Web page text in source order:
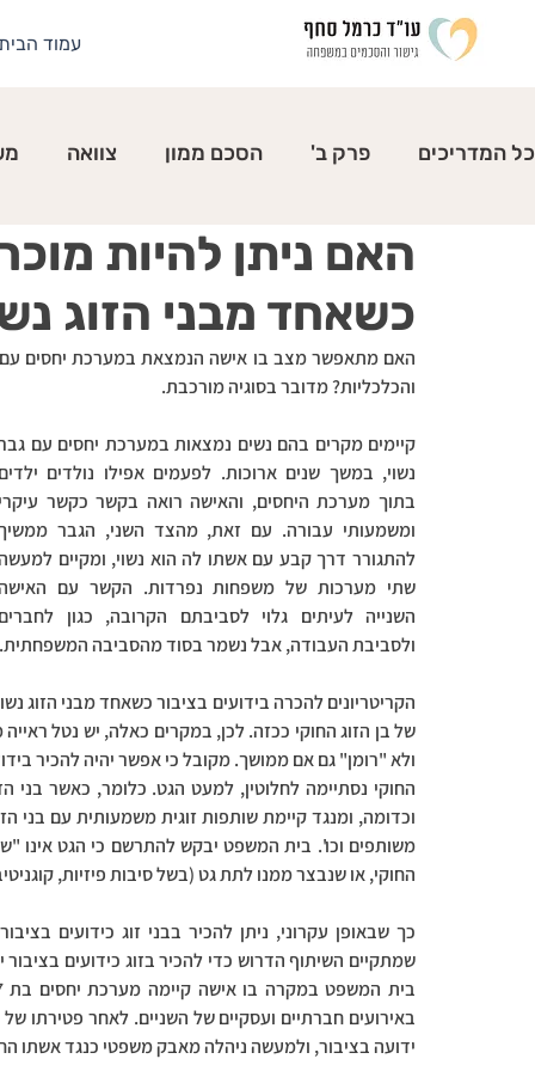
עמוד
כל המדריכים פרק ב' הסכם ממון צוואה
לבחור במשפחההאם ניתן להיות
כשאחד מבני הזוג
והכלכליות? מדובר בסוגיה מורכבת.
ולסביבת העבודה, אבל נשמר בסוד מהסביבה המשפחתית.
החוקי, או שנבצר ממנו לתת גט (בשל סיבות פיזיות,
שמתקיים השיתוף הדרוש כדי להכיר בזוג כידועים בציבור
ידועה בציבור, ולמעשה ניהלה מאבק משפטי כנגד אשתו